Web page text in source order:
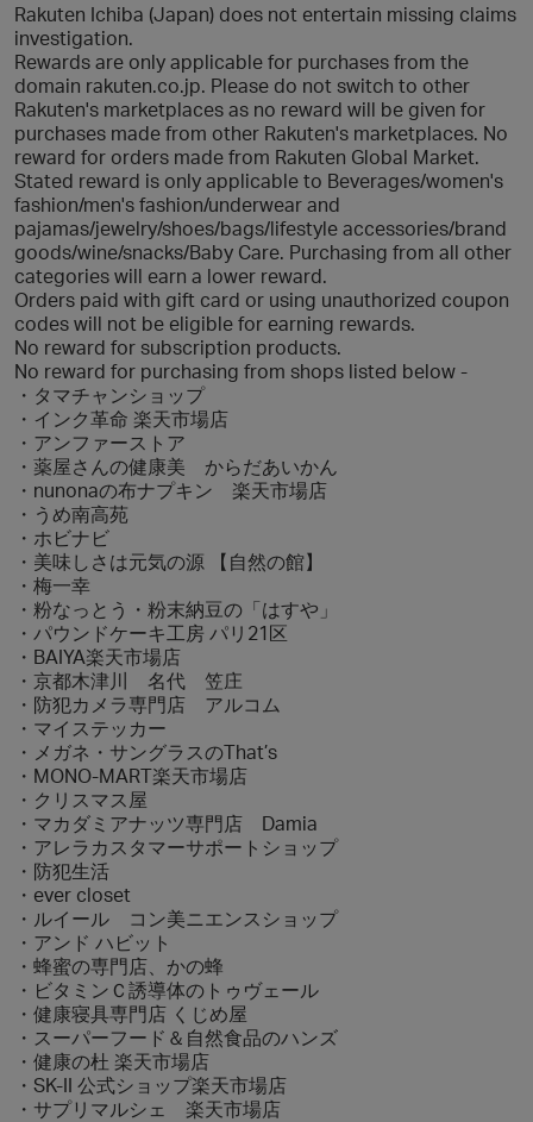
Rakuten Ichiba (Japan) does not entertain missing claims
investigation.
Rewards are only applicable for purchases from the
domain rakuten.co.jp. Please do not switch to other
Rakuten's marketplaces as no reward will be given for
purchases made from other Rakuten's marketplaces. No
reward for orders made from Rakuten Global Market.
Stated reward is only applicable to Beverages/women's
fashion/men's fashion/underwear and
pajamas/jewelry/shoes/bags/lifestyle accessories/brand
goods/wine/snacks/Baby Care. Purchasing from all other
categories will earn a lower reward.
Orders paid with gift card or using unauthorized coupon
codes will not be eligible for earning rewards.
No reward for subscription products.
No reward for purchasing from shops listed below -
・タマチャンショップ
・インク革命 楽天市場店
・アンファーストア
・薬屋さんの健康美 からだあいかん
・nunonaの布ナプキン 楽天市場店
・うめ南高苑
・ホビナビ
・美味しさは元気の源 【自然の館】
・梅一幸
・粉なっとう・粉末納豆の「はすや」
・パウンドケーキ工房 パリ21区
・BAIYA楽天市場店
・京都木津川 名代 笠庄
・防犯カメラ専門店 アルコム
・マイステッカー
・メガネ・サングラスのThat’s
・MONO-MART楽天市場店
・クリスマス屋
・マカダミアナッツ専門店 Damia
・アレラカスタマーサポートショップ
・防犯生活
・ever closet
・ルイール コン美ニエンスショップ
・アンド ハビット
・蜂蜜の専門店、かの蜂
・ビタミンＣ誘導体のトゥヴェール
・健康寝具専門店 くじめ屋
・スーパーフード＆自然食品のハンズ
・健康の杜 楽天市場店
・SK-II 公式ショップ楽天市場店
・サプリマルシェ 楽天市場店